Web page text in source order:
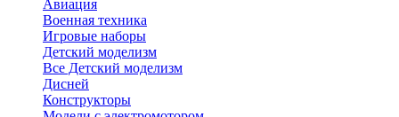
Авиация
Военная техника
Игровые наборы
Детский моделизм
Все Детский моделизм
Дисней
Конструкторы